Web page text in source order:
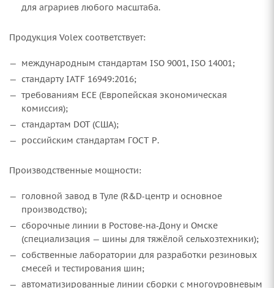
для аграриев любого масштаба.
Продукция Volex соответствует:
международным стандартам ISO 9001, ISO 14001;
стандарту IATF 16949:2016;
требованиям ECE (Европейская экономическая
комиссия);
стандартам DOT (США);
российским стандартам ГОСТ Р.
Производственные мощности:
головной завод в Туле (R&D‑центр и основное
производство);
сборочные линии в Ростове‑на‑Дону и Омске
(специализация — шины для тяжёлой сельхозтехники);
собственные лаборатории для разработки резиновых
смесей и тестирования шин;
автоматизированные линии сборки с многоуровневым